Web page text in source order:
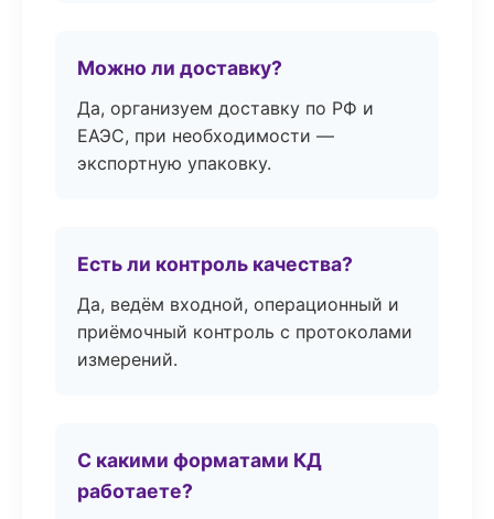
Можно ли доставку?
Да, организуем доставку по РФ и
ЕАЭС, при необходимости —
экспортную упаковку.
Есть ли контроль качества?
Да, ведём входной, операционный и
приёмочный контроль с протоколами
измерений.
С какими форматами КД
работаете?